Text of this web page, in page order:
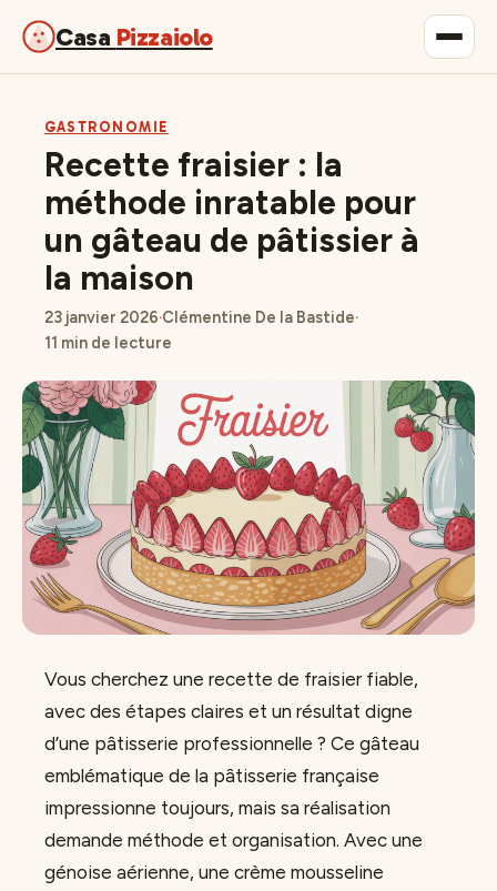
Casa Pizzaiolo
Maison & Déco
Lifestyle
GASTRONOMIE
Recette fraisier : la
méthode inratable pour
un gâteau de pâtissier à
la maison
23 janvier 2026·Clémentine De la Bastide·
11 min de lecture
Vous cherchez une recette de fraisier fiable,
avec des étapes claires et un résultat digne
d’une pâtisserie professionnelle ? Ce gâteau
emblématique de la pâtisserie française
impressionne toujours, mais sa réalisation
demande méthode et organisation. Avec une
génoise aérienne, une crème mousseline